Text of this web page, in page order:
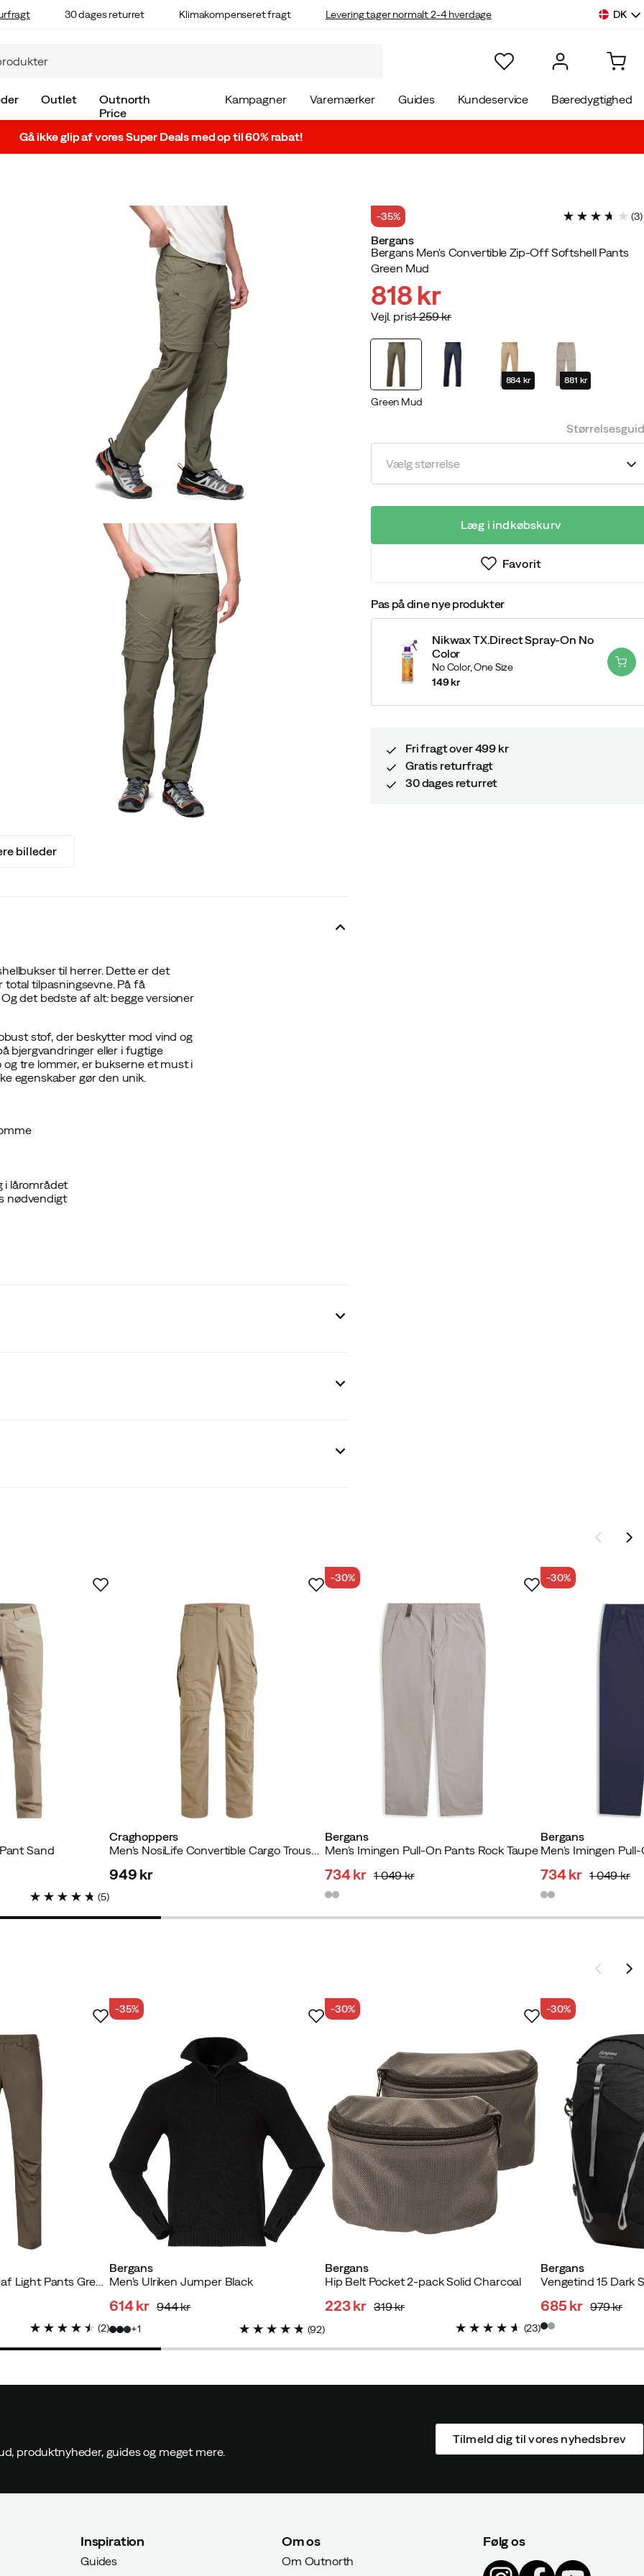
30 dages returret Klimakompenseret fragt Levering tager normalt 2-4 hverdage DK
Outlet
Outnorth
Price
Kampagner Varemærker Guides Kundeservice Bæredygtighed
Gå ikke glip af vores Super Deals med op til 60% rabat!
billeder
til herrer. Dette er det
tilpasningsevne. På få
det bedste af alt: begge versioner
stof, der beskytter mod vind og
bjergvandringer eller i fugtige
tre lommer, er bukserne et must i
egenskaber gør den unik.
i lårområdet
nødvendigt
køber
køber
-35% (3)
Bergans
Bergans Men's Convertible Zip-Off Softshell Pants
Green Mud
discounted
price
818 kr
original
price
Vejl. pris1 259 kr
884 kr 881 kr
Green Mud
Vælg størrelse
Læg i indkøbskurv
Favorit
Pas på dine nye produkter
Nikwax TX.Direct Spray-On No
Color
No Color,One Size
149 kr
Fri fragt over 499 kr
Gratis returfragt
30 dages returret
Sand
(5)
Craghoppers
Men's NosiLife Convertible Cargo Trousers III Pebble
949 kr
Bergans
Men's Imingen Pull-On Pants Rock Taupe
-30%
discounted
734 kr
original
1 049 kr
Bergans
Men's Imingen
-30%
discounted
734 kr
original
1 049 kr
Men's Nordmarka Leaf Light Pants Green Mud
(2)
Bergans
Men's Ulriken Jumper Black
-35%
price
614 kr
price
944 kr
1 (92)
Bergans
Hip Belt Pocket 2-pack Solid Charcoal
-30%
price
223 kr
price
319 kr
(23)
Bergans
Vengetind 15 Dark
-30%
discounted
685 kr
original
979 kr
produktnyheder, guides og meget mere.
Tilmeld dig til vores nyhedsbrev
Inspiration
Guides
Om os
Om Outnorth
Følg os